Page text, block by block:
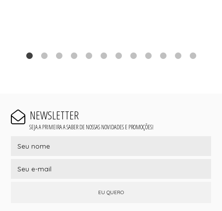
NEWSLETTER
SEJA A PRIMEIRA A SABER DE NOSSAS NOVIDADES E PROMOÇÕES!
EU QUERO